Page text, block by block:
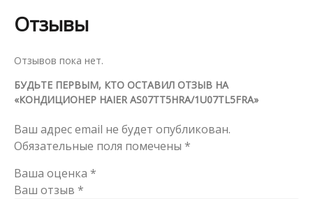
Отзывы
Отзывов пока нет.
БУДЬТЕ ПЕРВЫМ, КТО ОСТАВИЛ ОТЗЫВ НА
«КОНДИЦИОНЕР HAIER AS07TT5HRA/1U07TL5FRA»
Ваш адрес email не будет опубликован.
Обязательные поля помечены *
Ваша оценка *
Ваш отзыв *